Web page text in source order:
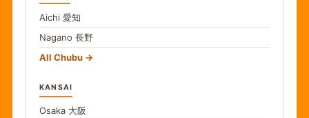
Aichi 愛知
Nagano 長野
All Chubu
KANSAI
Osaka 大阪